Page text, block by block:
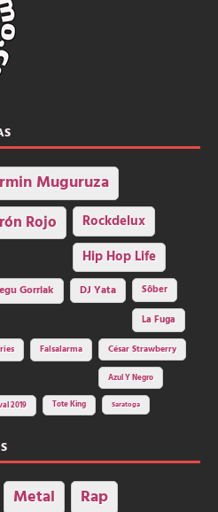
Muguruza
Rojo Rockdelux
Hip Hop Life
Gorriak DJ Yata
Sôber
La Fuga
Falsalarma César Strawberry
Azul Y Negro
2019 Tote King Saratoga
Metal Rap